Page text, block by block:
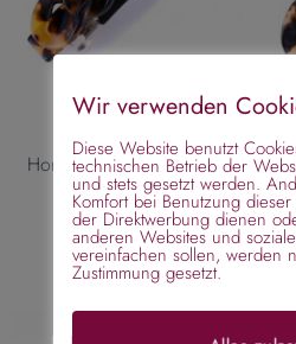
Haarspange braun
Hornoptik, Kettenglieder –
schildpatt
€18,95
Wir verwenden
Diese Website benutzt
technischen Betrieb der
und stets gesetzt werden.
Komfort bei Benutzung
der Direktwerbung dienen
anderen Websites und
vereinfachen sollen, werden
Zustimmung gesetzt.